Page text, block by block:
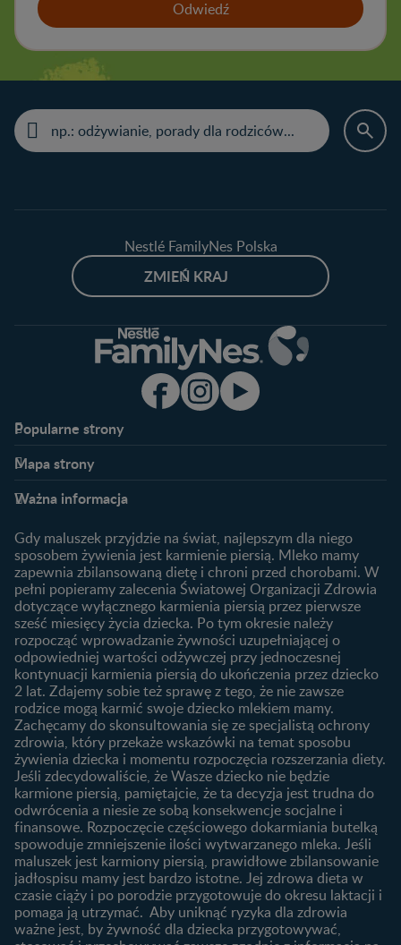
Odwiedź
Nestlé FamilyNes Polska
ZMIEŃ KRAJ
Popularne strony​
Kontakt
FAQ
Produkty
Wyszukiwarka produktów
Nasze marki
Mapa strony​
Plamienie implantacyjne –
Jak zaplanować płeć
dziecka?
Jak rozpoznać dni płodne?
Badania przed ciążą
Planowanie urlopu
macierzyńskiego
1. trymestr ciąży
2. trymestr ciąży
3. trymestr ciąży
Rozwój dziecka
Kalendarz rozwoju dziecka
Skoki rozwojowe
Ząbkowanie u niemowląt
Żywienie dziecka
10 sposobów jak poprawić
laktację
Jakie mleko następne
wybrać dla dziecka?
Jak rozszerzać dietę
niemowlaka?
Przydatne materiały dla
rodziców
Poradniki dla rodziców
Karty do zdjęć dla
Maluszka
Ważna informacja
Gdy maluszek przyjdzie na świat, najlepszym dla niego
sposobem żywienia jest karmienie piersią. Mleko mamy
zapewnia zbilansowaną dietę i chroni przed chorobami. W
pełni popieramy zalecenia Światowej Organizacji Zdrowia
dotyczące wyłącznego karmienia piersią przez pierwsze
sześć miesięcy życia dziecka. Po tym okresie należy
rozpocząć wprowadzanie żywności uzupełniającej o
odpowiedniej wartości odżywczej przy jednoczesnej
kontynuacji karmienia piersią do ukończenia przez dziecko
2 lat. Zdajemy sobie też sprawę z tego, że nie zawsze
rodzice mogą karmić swoje dziecko mlekiem mamy.
Zachęcamy do skonsultowania się ze specjalistą ochrony
zdrowia, który przekaże wskazówki na temat sposobu
żywienia dziecka i momentu rozpoczęcia rozszerzania diety.
Jeśli zdecydowaliście, że Wasze dziecko nie będzie
karmione piersią, pamiętajcie, że ta decyzja jest trudna do
odwrócenia a niesie ze sobą konsekwencje socjalne i
finansowe. Rozpoczęcie częściowego dokarmiania butelką
spowoduje zmniejszenie ilości wytwarzanego mleka. Jeśli
maluszek jest karmiony piersią, prawidłowe zbilansowanie
jadłospisu mamy jest bardzo istotne. Jej zdrowa dieta w
czasie ciąży i po porodzie przygotowuje do okresu laktacji i
pomaga ją utrzymać. Aby uniknąć ryzyka dla zdrowia
ważne jest, by żywność dla dziecka przygotowywać,